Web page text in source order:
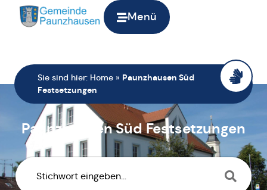
Menü
Sie sind hier: Home » Paunzhausen Süd
Festsetzungen
Paunzhausen Süd Festsetzungen